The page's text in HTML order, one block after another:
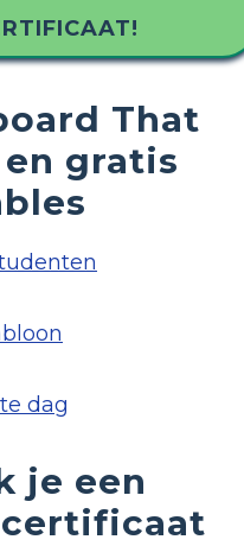
That
en gratis
dag
je een